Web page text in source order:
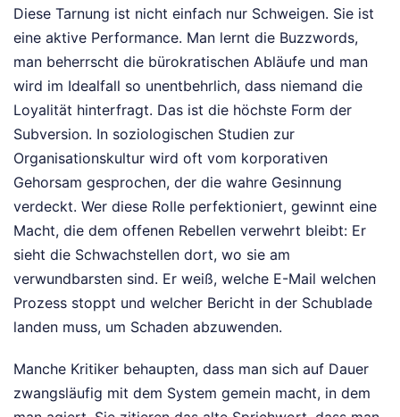
Diese Tarnung ist nicht einfach nur Schweigen. Sie ist
eine aktive Performance. Man lernt die Buzzwords,
man beherrscht die bürokratischen Abläufe und man
wird im Idealfall so unentbehrlich, dass niemand die
Loyalität hinterfragt. Das ist die höchste Form der
Subversion. In soziologischen Studien zur
Organisationskultur wird oft vom korporativen
Gehorsam gesprochen, der die wahre Gesinnung
verdeckt. Wer diese Rolle perfektioniert, gewinnt eine
Macht, die dem offenen Rebellen verwehrt bleibt: Er
sieht die Schwachstellen dort, wo sie am
verwundbarsten sind. Er weiß, welche E-Mail welchen
Prozess stoppt und welcher Bericht in der Schublade
landen muss, um Schaden abzuwenden.
Manche Kritiker behaupten, dass man sich auf Dauer
zwangsläufig mit dem System gemein macht, in dem